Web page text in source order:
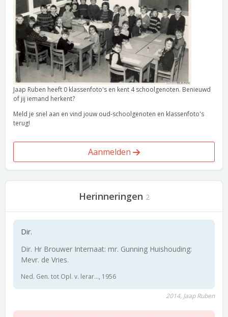
Jaap Ruben heeft 0 klassenfoto's en kent 4 schoolgenoten. Benieuwd
of jij iemand herkent?
Meld je snel aan en vind jouw oud-schoolgenoten en klassenfoto's
terug!
Aanmelden
Herinneringen 2
Dir.
Dir. Hr Brouwer Internaat: mr. Gunning Huishouding:
Mevr. de Vries.
Ned. Gen. tot Opl. v. lerar..., 1956
2014, Jaap Ruben